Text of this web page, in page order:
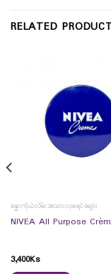
RELATED
ခန္ဓာကိုယ်လိမ်းအသားလှခရင်ခ်များ
NIVEA All Purpose
3,400Ks